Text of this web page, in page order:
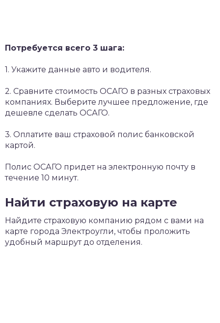
Потребуется всего 3 шага:
1. Укажите данные авто и водителя.
2. Сравните стоимость ОСАГО в разных страховых
компаниях. Выберите лучшее предложение, где
дешевле сделать ОСАГО.
3. Оплатите ваш страховой полис банковской
картой.
Полис ОСАГО придет на электронную почту в
течение 10 минут.
Найти страховую на карте
Найдите страховую компанию рядом с вами на
карте города Электроугли, чтобы проложить
удобный маршрут до отделения.